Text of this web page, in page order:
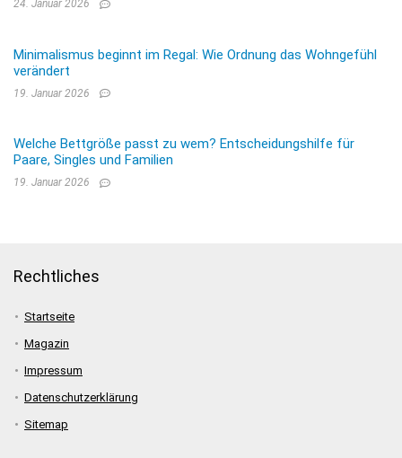
24. Januar 2026
Minimalismus beginnt im Regal: Wie Ordnung das Wohngefühl
verändert
19. Januar 2026
Welche Bettgröße passt zu wem? Entscheidungshilfe für
Paare, Singles und Familien
19. Januar 2026
Rechtliches
Startseite
Magazin
Impressum
Datenschutzerklärung
Sitemap